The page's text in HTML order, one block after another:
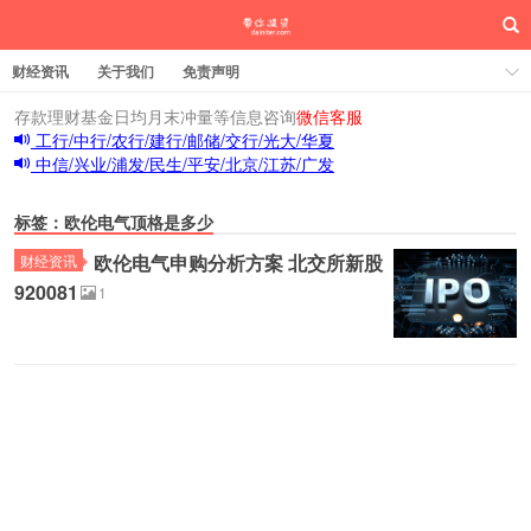
财经资讯 关于我们 免责声明
存款理财基金日均月末冲量等信息咨询微信客服
工行/中行/农行/建行/邮储/交行/光大/华夏
中信/兴业/浦发/民生/平安/北京/江苏/广发
标签：欧伦电气顶格是多少
财经资讯
欧伦电气申购分析方案 北交所新股
920081
1